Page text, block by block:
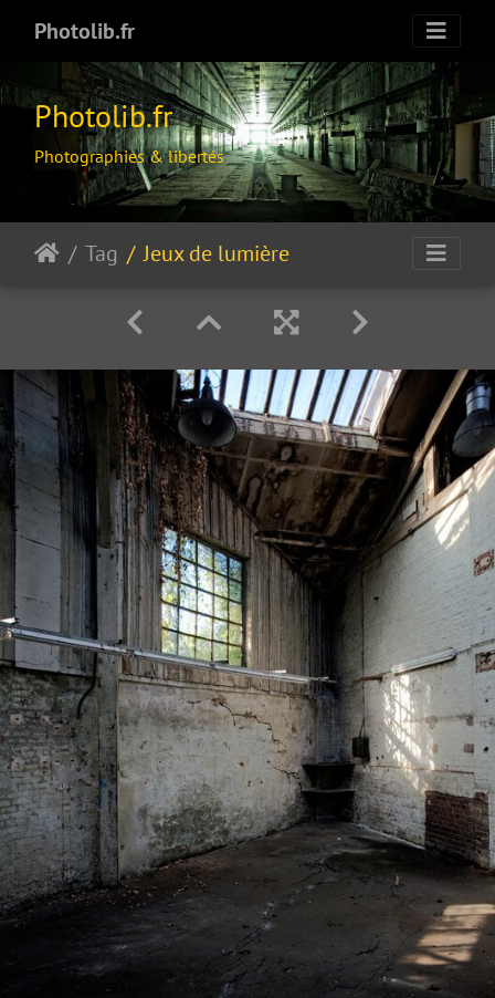
Photolib.fr
Photolib.fr
Photographies & libertés
Tag Jeux de lumière